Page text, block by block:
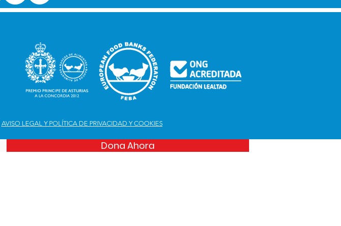
AVISO LEGAL Y POLÍTICA DE PRIVACIDAD Y COOKIES
Dona Ahora